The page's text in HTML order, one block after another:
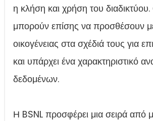
η κλήση και χρήση του
μπορούν επίσης να προσθέσουν
οικογένειας στα σχέδιά τους για
και υπάρχει ένα χαρακτηριστικό
δεδομένων.
Η BSNL προσφέρει μια σειρά από